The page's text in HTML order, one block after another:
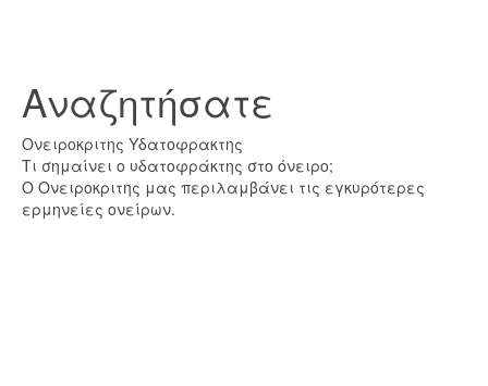
Αναζητήσατε
Ονειροκριτης Υδατοφρακτης
Τι σημαίνει ο υδατοφράκτης στο όνειρο;
Ο Ονειροκριτης μας περιλαμβάνει τις εγκυρότερες
ερμηνείες ονείρων.